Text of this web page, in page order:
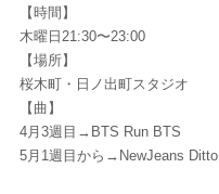
【時間】
木曜日21:30〜23:00
【場所】
桜木町・日ノ出町スタジオ
【曲】
4月3週目→BTS Run BTS
5月1週目から→NewJeans Ditto